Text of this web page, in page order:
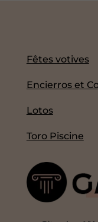
Fêtes votives
Encierros et
Lotos
Toro Piscine